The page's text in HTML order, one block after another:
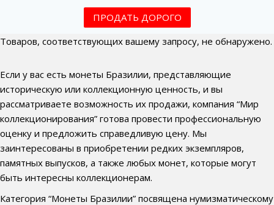
ПРОДАТЬ ДОРОГО
Товаров, соответствующих вашему запросу, не обнаружено.
Если у вас есть монеты Бразилии, представляющие
историческую или коллекционную ценность, и вы
рассматриваете возможность их продажи, компания “Мир
коллекционирования” готова провести профессиональную
оценку и предложить справедливую цену. Мы
заинтересованы в приобретении редких экземпляров,
памятных выпусков, а также любых монет, которые могут
быть интересны коллекционерам.
Категория “Монеты Бразилии” посвящена нумизматическому